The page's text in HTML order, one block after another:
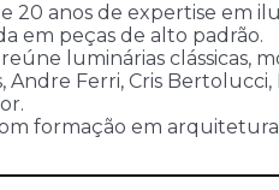
20 anos de expertise em
em peças de alto padrão.
luminárias clássicas,
Andre Ferri, Cris
formação em